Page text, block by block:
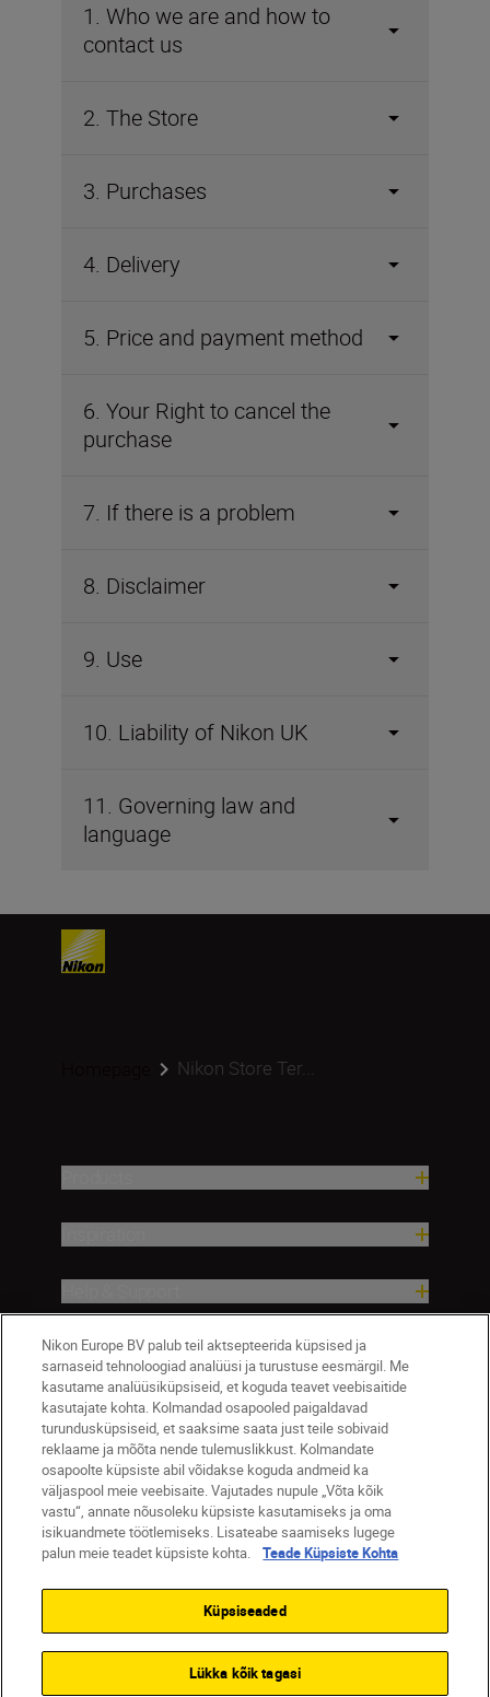
1. Who we are and how to
contact us
2. The Store
3. Purchases
4. Delivery
5. Price and payment method
6. Your Right to cancel the
purchase
7. If there is a problem
8. Disclaimer
9. Use
10. Liability of Nikon UK
11. Governing law and
language
Nikon Store Ter...
Company
Eesti Nikon Sites
Contact Us Privacy Notice
Terms of Use
Cookie Settings
Nikon Europe BV palub teil aktsepteerida küpsised ja
sarnaseid tehnoloogiad analüüsi ja turustuse eesmärgil. Me
kasutame analüüsiküpsiseid, et koguda teavet veebisaitide
kasutajate kohta. Kolmandad osapooled paigaldavad
turundusküpsiseid, et saaksime saata just teile sobivaid
reklaame ja mõõta nende tulemuslikkust. Kolmandate
osapoolte küpsiste abil võidakse koguda andmeid ka
väljaspool meie veebisaite. Vajutades nupule „Võta kõik
vastu“, annate nõusoleku küpsiste kasutamiseks ja oma
isikuandmete töötlemiseks. Lisateabe saamiseks lugege
palun meie teadet küpsiste kohta.
Teade Küpsiste Kohta
Küpsiseaded
Lükka kõik tagasi